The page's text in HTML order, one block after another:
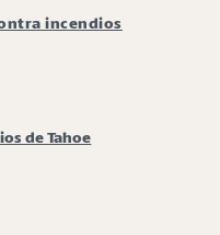
incendios
de Tahoe